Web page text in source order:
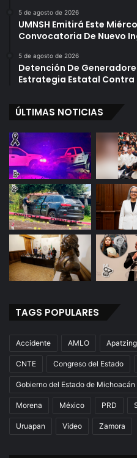
5 de agosto de 2026
UMNSH Emitirá Este
Convocatoria De Nuevo
5 de agosto de 2026
Detención De
Estrategia Estatal Contra
ÚLTIMAS NOTICIAS
TAGS POPULARES
Accidente AMLO
CNTE Congreso del Estado
Gobierno del Estado de Michoacán
Morena México PRD
Uruapan Video Zamora